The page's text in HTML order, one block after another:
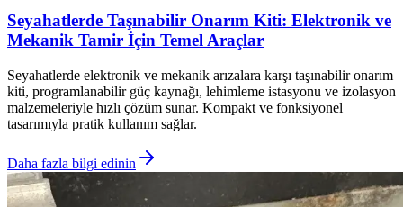
Seyahatlerde Taşınabilir Onarım Kiti: Elektronik ve
Mekanik Tamir İçin Temel Araçlar
Seyahatlerde elektronik ve mekanik arızalara karşı taşınabilir onarım
kiti, programlanabilir güç kaynağı, lehimleme istasyonu ve izolasyon
malzemeleriyle hızlı çözüm sunar. Kompakt ve fonksiyonel
tasarımıyla pratik kullanım sağlar.
Daha fazla bilgi edinin